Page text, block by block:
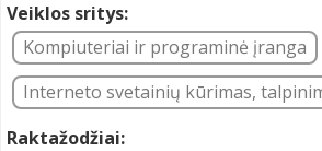
Veiklos sritys:
Kompiuteriai ir programinė įranga
Interneto svetainių kūrimas,
Raktažodžiai: